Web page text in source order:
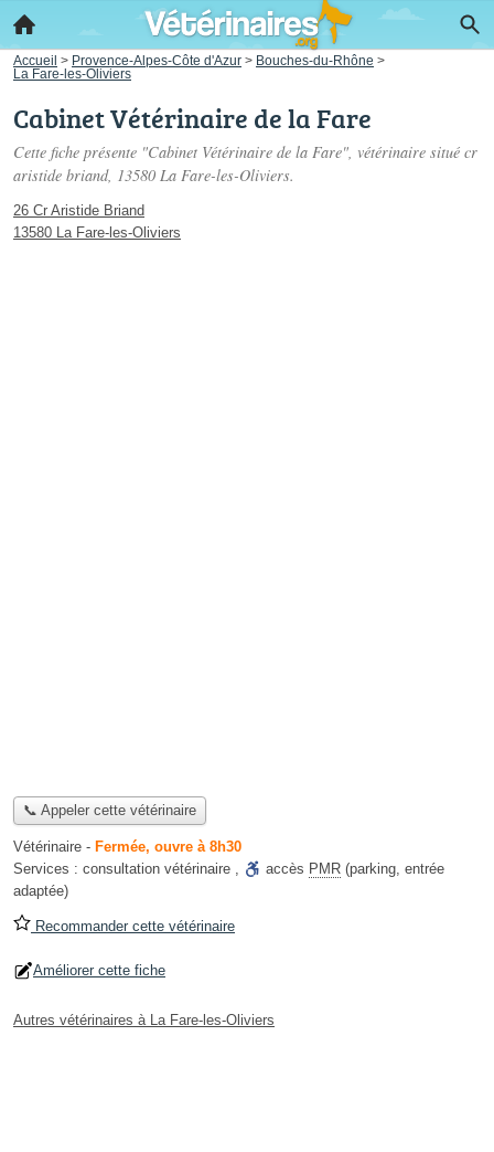
Accueil > Provence-Alpes-Côte d'Azur > Bouches-du-Rhône >
La Fare-les-Oliviers
Cabinet Vétérinaire de la Fare
Cette fiche présente "Cabinet Vétérinaire de la Fare", vétérinaire situé cr
aristide briand, 13580 La Fare-les-Oliviers.
26 Cr Aristide Briand
13580 La Fare-les-Oliviers
📞 Appeler cette vétérinaire
Vétérinaire - Fermée, ouvre à 8h30
Services : consultation vétérinaire , accès PMR (parking, entrée
adaptée)
Recommander cette vétérinaire
Améliorer cette fiche
Autres vétérinaires à La Fare-les-Oliviers